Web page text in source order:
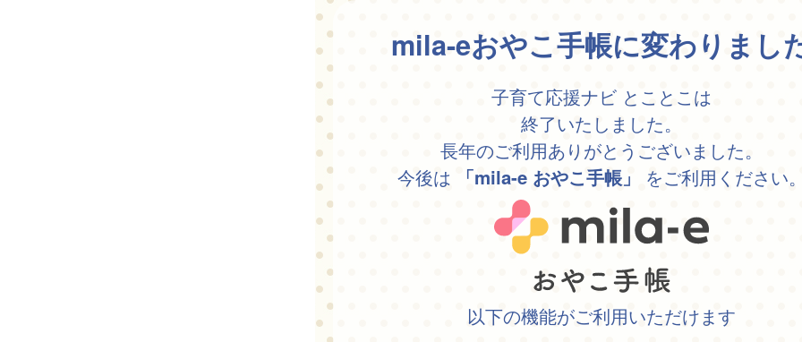
mila-eおやこ手帳に変わりまし
子育て応援ナビ とことこは
終了いたしました。
長年のご利用ありがとうございました。
今後は
「mila-e おやこ手帳」 をご利用ください
以下の機能がご利用いただけます